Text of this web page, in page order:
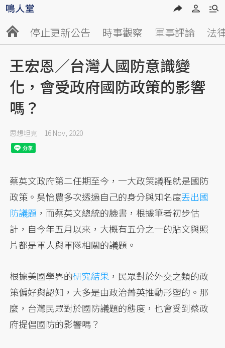
停止更新公告 時事觀察 軍事評論 法
王宏恩／台灣人國防意識變
化，會受政府國防政策的影響
嗎？
思想坦克 16 Nov, 2020
蔡英文政府第二任期至今，一大政策議程就是國防
政策。吳怡農多次透過自己的身分與知名度丟出國
防議題 ，而蔡英文總統的臉書，根據筆者初步估
計，自今年五月以來，大概有五分之一的貼文與照
片都是軍人與軍隊相關的議題。
根據美國學界的研究結果 ，民眾對於外交之類的政
策偏好與認知，大多是由政治菁英推動形塑的。那
麼，台灣民眾對於國防議題的態度，也會受到蔡政
府提倡國防的影響嗎？